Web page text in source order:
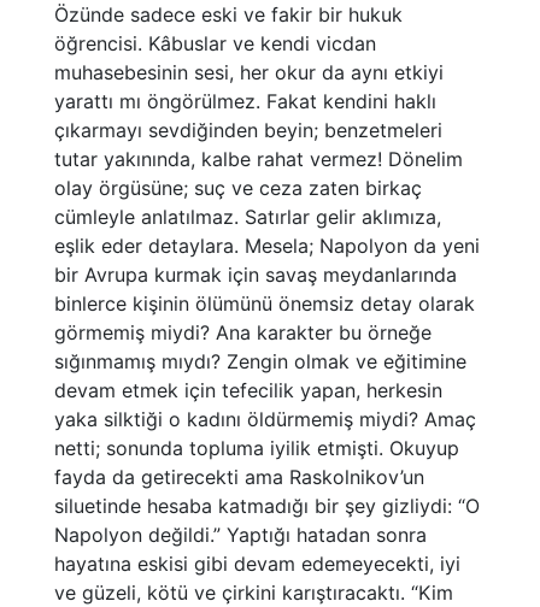
Özünde sadece eski ve fakir bir hukuk
öğrencisi. Kâbuslar ve kendi vicdan
muhasebesinin sesi, her okur da aynı etkiyi
yarattı mı öngörülmez. Fakat kendini haklı
çıkarmayı sevdiğinden beyin; benzetmeleri
tutar yakınında, kalbe rahat vermez! Dönelim
olay örgüsüne; suç ve ceza zaten birkaç
cümleyle anlatılmaz. Satırlar gelir aklımıza,
eşlik eder detaylara. Mesela; Napolyon da yeni
bir Avrupa kurmak için savaş meydanlarında
binlerce kişinin ölümünü önemsiz detay olarak
görmemiş miydi? Ana karakter bu örneğe
sığınmamış mıydı? Zengin olmak ve eğitimine
devam etmek için tefecilik yapan, herkesin
yaka silktiği o kadını öldürmemiş miydi? Amaç
netti; sonunda topluma iyilik etmişti. Okuyup
fayda da getirecekti ama Raskolnikov’un
siluetinde hesaba katmadığı bir şey gizliydi: “O
Napolyon değildi.” Yaptığı hatadan sonra
hayatına eskisi gibi devam edemeyecekti, iyi
ve güzeli, kötü ve çirkini karıştıracaktı. “Kim